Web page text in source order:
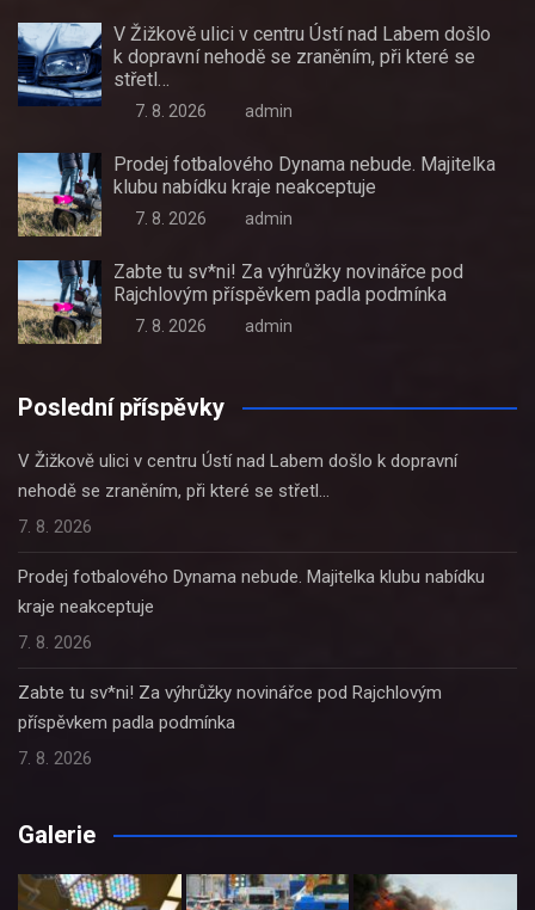
V Žižkově ulici v centru Ústí nad Labem došlo
k dopravní nehodě se zraněním, při které se
střetl…
7. 8. 2026 admin
Prodej fotbalového Dynama nebude. Majitelka
klubu nabídku kraje neakceptuje
7. 8. 2026 admin
Zabte tu sv*ni! Za výhrůžky novinářce pod
Rajchlovým příspěvkem padla podmínka
7. 8. 2026 admin
Poslední příspěvky
V Žižkově ulici v centru Ústí nad Labem došlo k dopravní
nehodě se zraněním, při které se střetl…
7. 8. 2026
Prodej fotbalového Dynama nebude. Majitelka klubu nabídku
kraje neakceptuje
7. 8. 2026
Zabte tu sv*ni! Za výhrůžky novinářce pod Rajchlovým
příspěvkem padla podmínka
7. 8. 2026
Galerie